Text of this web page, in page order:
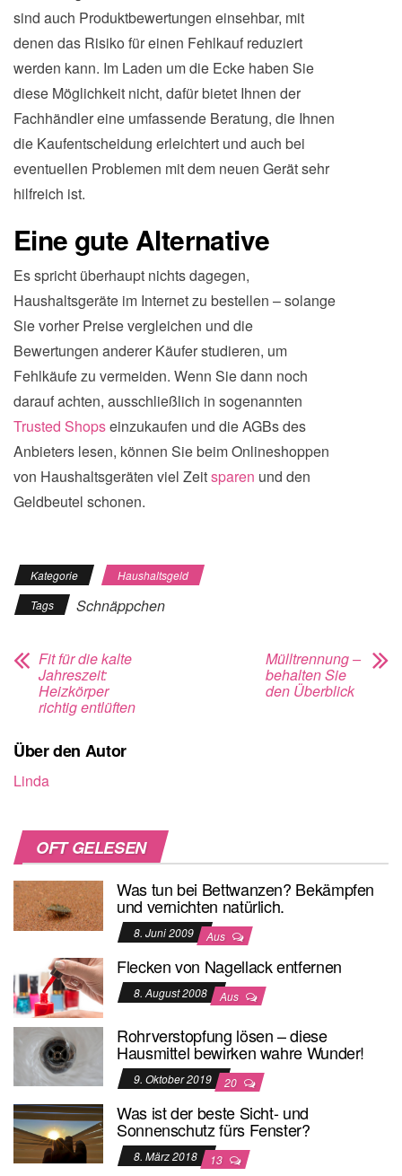
sind auch Produktbewertungen einsehbar, mit
denen das Risiko für einen Fehlkauf reduziert
werden kann. Im Laden um die Ecke haben Sie
diese Möglichkeit nicht, dafür bietet Ihnen der
Fachhändler eine umfassende Beratung, die Ihnen
die Kaufentscheidung erleichtert und auch bei
eventuellen Problemen mit dem neuen Gerät sehr
hilfreich ist.
Eine gute Alternative
Es spricht überhaupt nichts dagegen,
Haushaltsgeräte im Internet zu bestellen – solange
Sie vorher Preise vergleichen und die
Bewertungen anderer Käufer studieren, um
Fehlkäufe zu vermeiden. Wenn Sie dann noch
darauf achten, ausschließlich in sogenannten
Trusted Shopseinzukaufen und die AGBs des
Anbieters lesen, können Sie beim Onlineshoppen
von Haushaltsgeräten viel Zeitsparen und den
Geldbeutel schonen.
Kategorie
Haushaltsgeld
Tags
Schnäppchen
Fit für die kalte
Jahreszeit:
Heizkörper
richtig entlüften
Mülltrennung –
behalten Sie
den Überblick
Über den Autor
Linda
OFT GELESEN
Was tun bei Bettwanzen? Bekämpfen
und vernichten natürlich.
8. Juni 2009 Aus
Flecken von Nagellack entfernen
8. August 2008 Aus
Rohrverstopfung lösen – diese
Hausmittel bewirken wahre Wunder!
9. Oktober 2019 20
Was ist der beste Sicht- und
Sonnenschutz fürs Fenster?
8. März 2018 13